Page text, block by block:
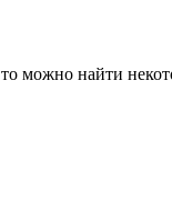
можно найти